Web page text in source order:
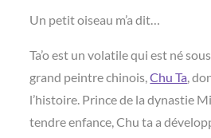
Un petit oiseau m’a dit…
Ta’o est un volatile qui est né
grand peintre chinois,Chu Ta,
l’histoire. Prince de la dynastie
tendre enfance, Chu ta a